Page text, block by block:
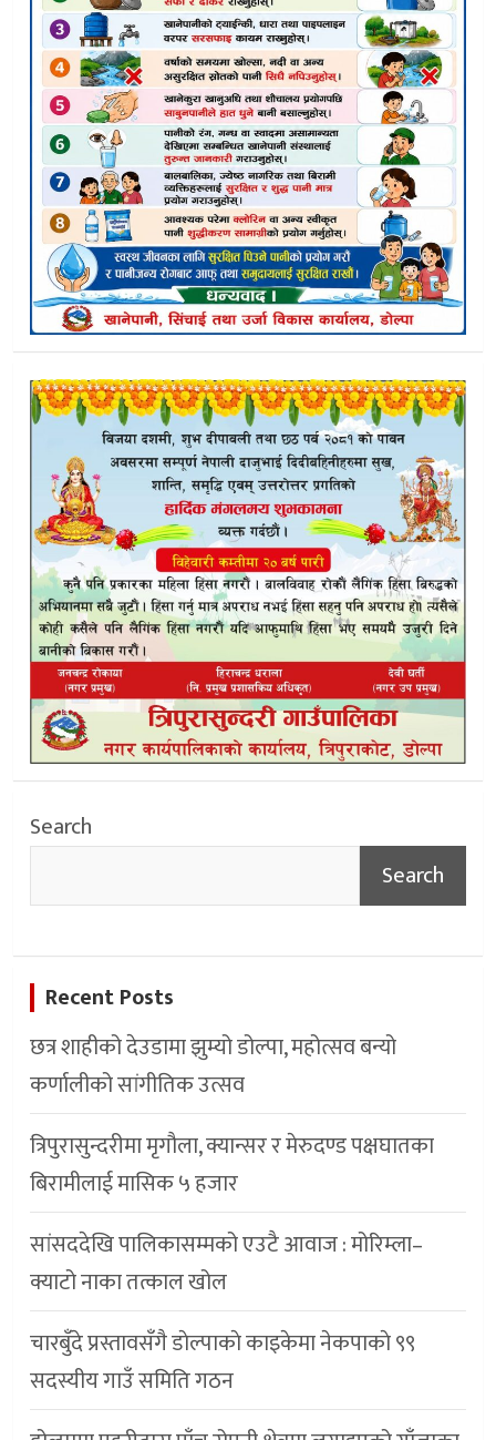
Search
Search
Recent Posts
छत्र शाहीको देउडामा झुम्यो डोल्पा, महोत्सव बन्यो
कर्णालीको सांगीतिक उत्सव
त्रिपुरासुन्दरीमा मृगौला, क्यान्सर र मेरुदण्ड पक्षघातका
बिरामीलाई मासिक ५ हजार
सांसददेखि पालिकासम्मको एउटै आवाज : मोरिम्ला–
क्याटो नाका तत्काल खोल
चारबुँदे प्रस्तावसँगै डाेल्पाकाे काइकेमा नेकपाकाे ९९
सदस्यीय गाउँ समिति गठन